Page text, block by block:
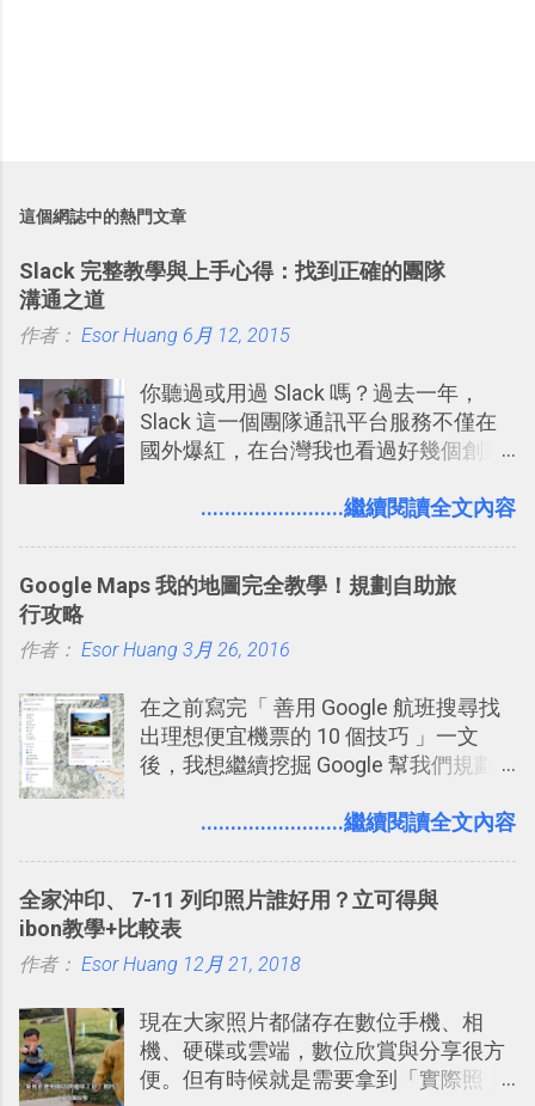
這個網誌中的熱門文章
Slack 完整教學與上手心得：找到正確的團隊
溝通之道
作者： Esor Huang 6月 12, 2015
你聽過或用過 Slack 嗎？過去一年，
Slack 這一個團隊通訊平台服務不僅在
國外爆紅，在台灣我也看過好幾個創業
理，到底 Slack 有什麼魅力？它是不是
有機會在一個專案合作中使用了 Slack
點： 1. 「 很有趣 」： Slack 裡擁有跟
聊天打屁、傳送有趣影音圖文的功能。
2. 「 有效率 」：但是 Slack 的頻道、群
組機制讓茶水間的聊天，不會干擾工作
事可以從聊天中記錄重點。 3. 「 有彈性
的軟體則讓同事可以在任何地方和公司
保持聯繫。 如果你需要中文版的同類平
台，可以參考： JANDI 高效率團隊通訊
戶 。 2017/3 新增 ： Sortd for Slack：
改造 Slack 討論串介面變成專案任務排
程看板
........................繼續閱讀全文內容
Google Maps 我的地圖完全教學！規劃自助旅
行攻略
作者： Esor Huang 3月 26, 2016
在之前寫完「 善用 Google 航班搜尋找
出理想便宜機票的 10 個技巧 」一文
後，我想繼續挖掘 Google 幫我們規劃
入的來聊聊 Google 的「我的地圖」服
線，對商務需求來說可以打造出一張一
張資料地圖（例如我之前在製作一本新
書時建立的「 台灣推薦空拍地點地圖
規劃自助旅行路線！ Google 「我的地
圖」在規劃自助旅行路線時可以解決許
多問題： 國外地點名稱地址常常難懂，
........................繼續閱讀全文內容
全家沖印、 7-11 列印照片誰好用？立可得與
ibon教學+比較表
作者： Esor Huang 12月 21, 2018
現在大家照片都儲存在數位手機、相
機、硬碟或雲端，數位欣賞與分享很方
便。但有時候就是需要拿到「實際照